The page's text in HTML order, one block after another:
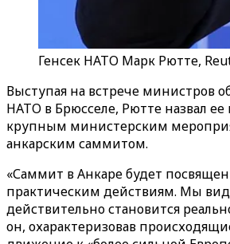
Генсек НАТО Марк Рютте,
Выступая на встрече министров
НАТО в Брюсселе, Рютте назвал
крупным министерским
анкарским саммитом.
«Саммит в Анкаре будет
практическим действиям. Мы
действительно становится
он, охарактеризовав